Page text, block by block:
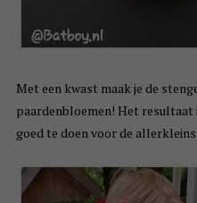
Met een kwast maak je de
paardenbloemen! Het resultaat
goed te doen voor de